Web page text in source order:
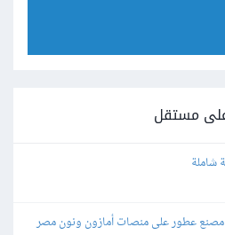
مستقل
شاملة
مطلوب خبير لإدارة كاملة لمنتجات مصنع عطور على منصات أمازون ونون مصر